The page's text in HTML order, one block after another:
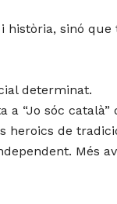
història, sinó que
determinat.
a “Jo sóc català”
heroics de
Més